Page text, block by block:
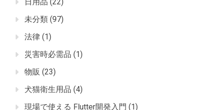
未分類 (97)
法律 (1)
災害時必需品 (1)
物販 (23)
犬猫衛生用品 (4)
現場で使える Flutter開発入門 (1)